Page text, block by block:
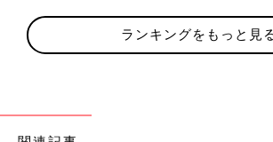
（２）鍋にサラダ油を中火で熱し、牛肉を炒
ったら、にんじん、玉ねぎを加えて炒め、玉
ップを加える。煮立ったら弱火にし、10分煮
加えてさっと温め、器に盛る。
ランキングをもっと見